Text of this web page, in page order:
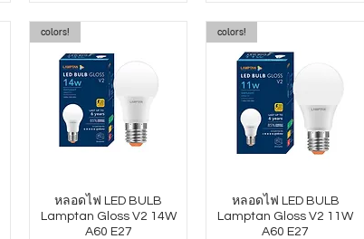
colors!
หลอดไฟ LED BULB
Lamptan Gloss V2 14W
A60 E27
colors!
หลอดไฟ LED BULB
Lamptan Gloss V2 11W
A60 E27